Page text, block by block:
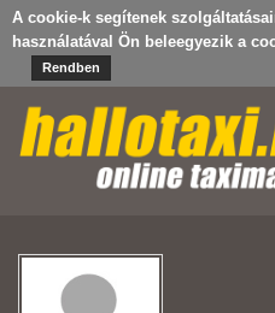
A cookie-k segítenek
használatával Ön beleegyezik a
Rendben